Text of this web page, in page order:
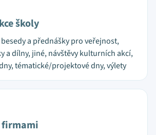
školy
a přednášky pro veřejnost,
a dílny, jiné, návštěvy kulturních akcí,
tématické/projektové dny, výlety
firmami